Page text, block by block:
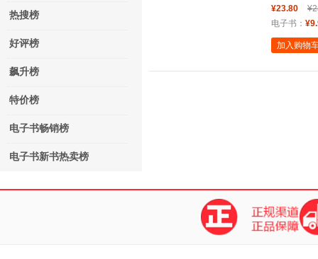
热搜榜
好评榜
飙升榜
特价榜
电子书畅销榜
电子书新书热卖榜
¥23.80
电子书：
加入购物